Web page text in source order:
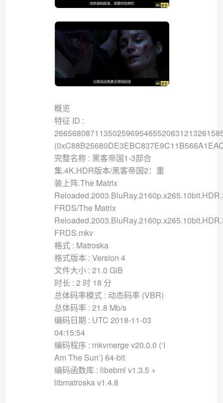
概览
特征 ID :
完整名称 : 黑客帝国1-3部合
集.4K.HDR版本/黑客帝国2：重
装上阵.The Matrix
FRDS/The Matrix
FRDS.mkv
格式 : Matroska
格式版本 : Version 4
文件大小 : 21.0 GiB
时长 : 2 时 18 分
总体码率模式 : 动态码率 (VBR)
总体码率 : 21.8 Mb/s
编码日期 : UTC 2018-11-03
04:15:54
编码程序 : mkvmerge v20.0.0 (‘I
Am The Sun’) 64-bit
编码函数库 : libebml v1.3.5 +
libmatroska v1.4.8